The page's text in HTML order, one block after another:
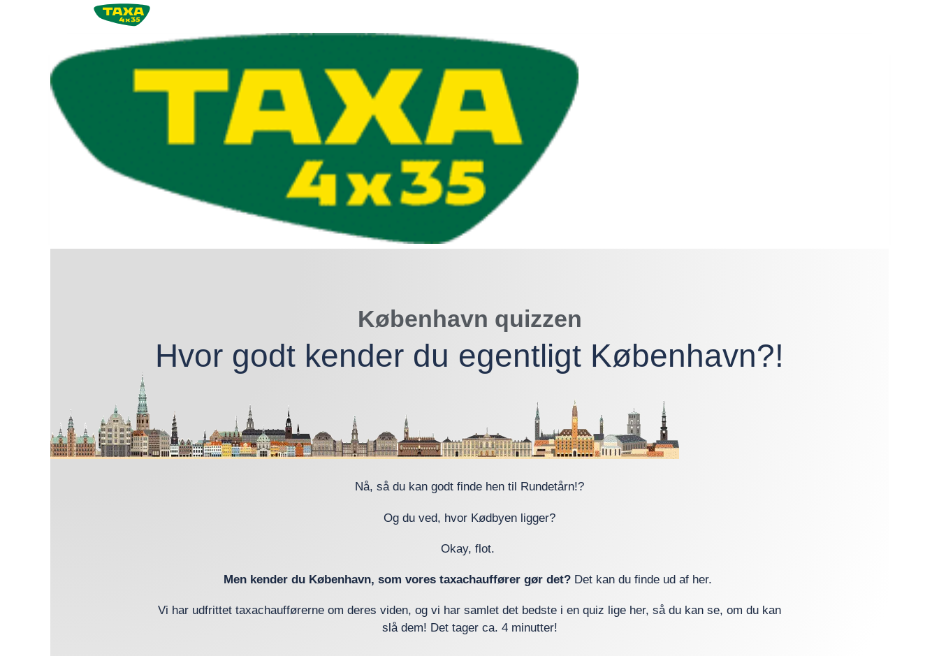
København quizzen
Hvor godt kender du egentligt København?!
Nå, så du kan godt finde hen til Rundetårn!?
Og du ved, hvor Kødbyen ligger?
Okay, flot.
Men kender du København, som vores taxachauffører gør det? Det kan du finde ud af her.
Vi har udfrittet taxachaufførerne om deres viden, og vi har samlet det bedste i en quiz lige her, så du kan se, om du kan
slå dem! Det tager ca. 4 minutter!